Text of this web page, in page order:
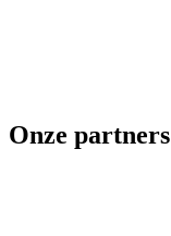
Onze partners